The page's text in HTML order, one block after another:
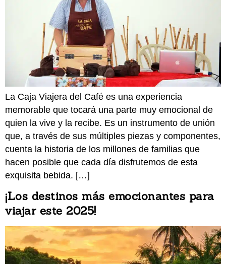
La Caja Viajera del Café es una experiencia
memorable que tocará una parte muy emocional de
quien la vive y la recibe. Es un instrumento de unión
que, a través de sus múltiples piezas y componentes,
cuenta la historia de los millones de familias que
hacen posible que cada día disfrutemos de esta
exquisita bebida. […]
¡Los destinos más emocionantes para
viajar este 2025!